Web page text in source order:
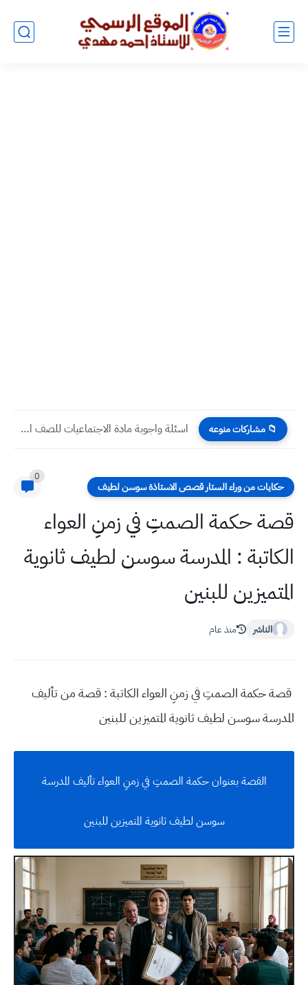
📁 مشاركات منوعه اسئلة واجوبة مادة الاجتماعيات للصف الخامس الابتدائي الاسبوع الثاني للعام...
حكايات من وراء الستار قصص الاستاذة سوسن لطيف
0
قصة حكمة الصمتِ في زمنِ العواء
الكاتبة : المدرسة سوسن لطيف ثانوية
المتميزين للبنين
الناشر منذ عام
قصة حكمة الصمتِ في زمنِ العواء الكاتبة :قصة من تأليف
المدرسة سوسن لطيف ثانوية المتميزين للبنين
القصة بعنوان حكمة الصمتِ في زمنِ العواء تأليف المدرسة
سوسن لطيف ثانوية المتميزين للبنين